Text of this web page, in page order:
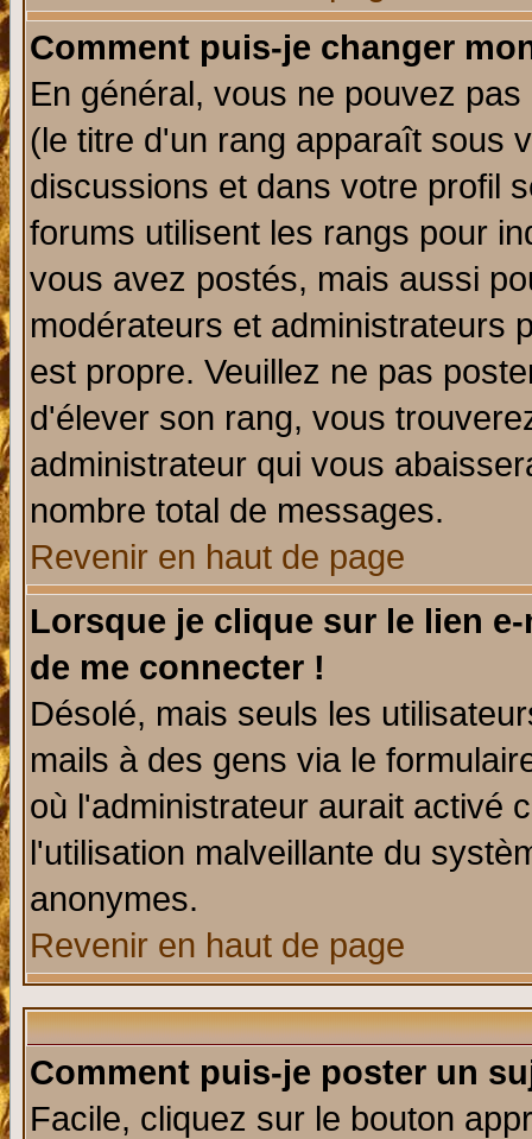
Comment puis-je changer
En général, vous ne pouvez
(le titre d'un rang apparaît sous
discussions et dans votre profil
forums utilisent les rangs pour
vous avez postés, mais aussi
modérateurs et administrateurs
est propre. Veuillez ne pas
d'élever son rang, vous
administrateur qui vous
nombre total de messages.
Revenir en haut de page
Lorsque je clique sur le lien
de me connecter !
Désolé, mais seuls les
mails à des gens via le
où l'administrateur aurait activé
l'utilisation malveillante du
anonymes.
Revenir en haut de page
Comment puis-je poster un
Facile, cliquez sur le bouton